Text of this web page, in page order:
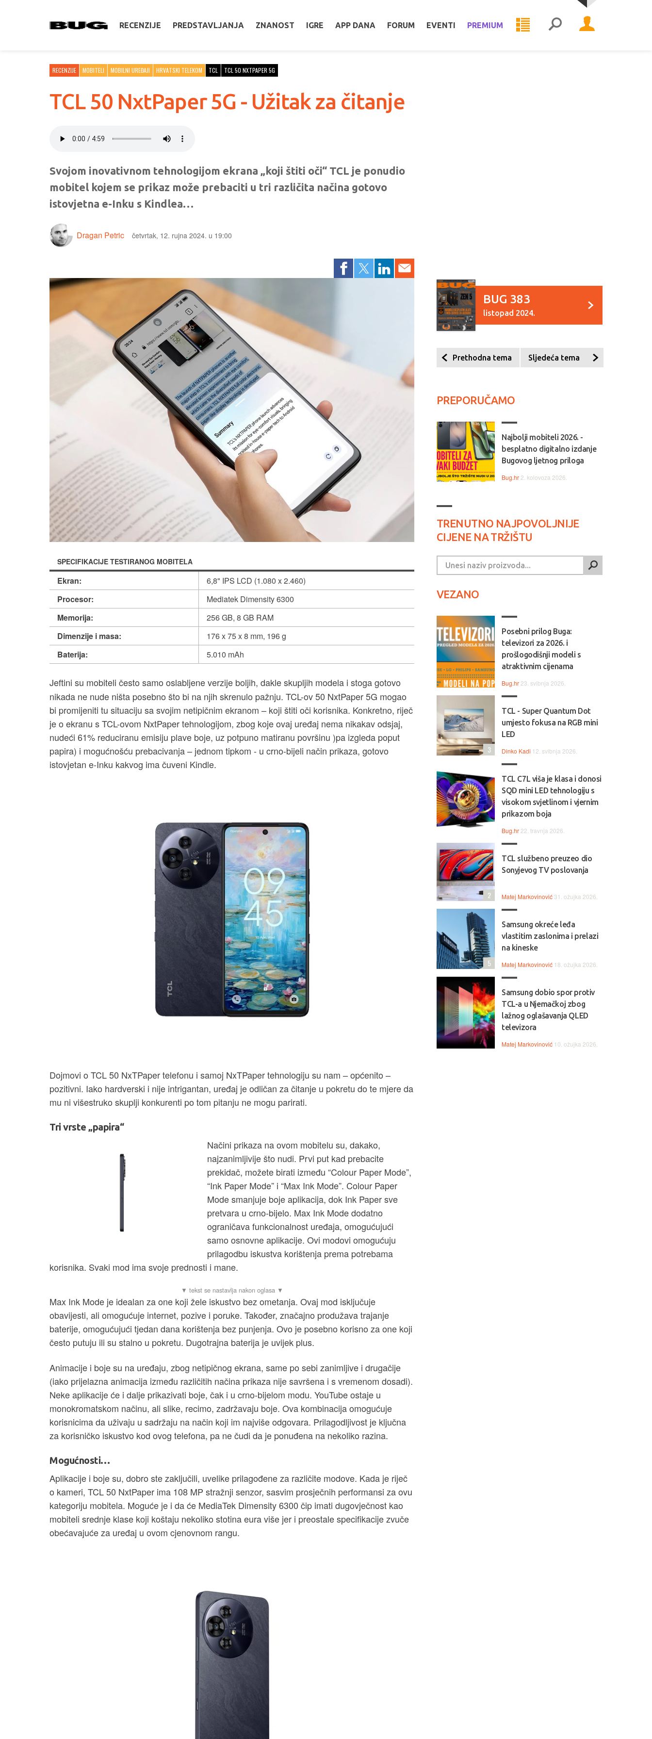
RECENZIJE PREDSTAVLJANJA ZNANOST IGRE APP DANA FORUM EVENTI PREMIUM
RECENZIJE MOBITELI MOBILNI UREĐAJI HRVATSKI TELEKOM TCL TCL 50 NXTPAPER 5G
TCL 50 NxtPaper 5G - Užitak za čitanje
Svojom inovativnom tehnologijom ekrana „koji štiti oči“ TCL je ponudio
mobitel kojem se prikaz može prebaciti u tri različita načina gotovo
istovjetna e-Inku s Kindlea…
Dragan Petric četvrtak, 12. rujna 2024. u 19:00
SPECIFIKACIJE TESTIRANOG MOBITELA
Ekran:
6,8" IPS LCD (1.080 x 2.460)
Procesor:
Mediatek Dimensity 6300
Memorija:
256 GB, 8 GB RAM
Dimenzije i masa:
176 x 75 x 8 mm, 196 g
Baterija:
5.010 mAh
Jeftini su mobiteli često samo oslabljene verzije boljih, dakle skupljih modela i stoga gotovo
nikada ne nude ništa posebno što bi na njih skrenulo pažnju. TCL-ov 50 NxtPaper 5G mogao
bi promijeniti tu situaciju sa svojim netipičnim ekranom – koji štiti oči korisnika. Konkretno, riječ
je o ekranu s TCL-ovom NxtPaper tehnologijom, zbog koje ovaj uređaj nema nikakav odsjaj,
nudeći 61% reduciranu emisiju plave boje, uz potpuno matiranu površinu )pa izgleda poput
papira) i mogućnošću prebacivanja – jednom tipkom - u crno-bijeli način prikaza, gotovo
istovjetan e-Inku kakvog ima čuveni Kindle.
Dojmovi o TCL 50 NxTPaper telefonu i samoj NxTPaper tehnologiju su nam – općenito –
pozitivni. Iako hardverski i nije intrigantan, uređaj je odličan za čitanje u pokretu do te mjere da
mu ni višestruko skuplji konkurenti po tom pitanju ne mogu parirati.
Tri vrste „papira“
Načini prikaza na ovom mobitelu su, dakako,
najzanimljivije što nudi. Prvi put kad prebacite
prekidač, možete birati između “Colour Paper Mode”,
“Ink Paper Mode” i “Max Ink Mode”. Colour Paper
Mode smanjuje boje aplikacija, dok Ink Paper sve
pretvara u crno-bijelo. Max Ink Mode dodatno
ograničava funkcionalnost uređaja, omogućujući
samo osnovne aplikacije. Ovi modovi omogućuju
prilagodbu iskustva korištenja prema potrebama
korisnika. Svaki mod ima svoje prednosti i mane.
Max Ink Mode je idealan za one koji žele iskustvo bez ometanja. Ovaj mod isključuje
obavijesti, ali omogućuje internet, pozive i poruke. Također, značajno produžava trajanje
baterije, omogućujući tjedan dana korištenja bez punjenja. Ovo je posebno korisno za one koji
često putuju ili su stalno u pokretu. Dugotrajna baterija je uvijek plus.
Animacije i boje su na uređaju, zbog netipičnog ekrana, same po sebi zanimljive i drugačije
(iako prijelazna animacija između različitih načina prikaza nije savršena i s vremenom dosadi).
Neke aplikacije će i dalje prikazivati boje, čak i u crno-bijelom modu. YouTube ostaje u
monokromatskom načinu, ali slike, recimo, zadržavaju boje. Ova kombinacija omogućuje
korisnicima da uživaju u sadržaju na način koji im najviše odgovara. Prilagodljivost je ključna
za korisničko iskustvo kod ovog telefona, pa ne čudi da je ponuđena na nekoliko razina.
Mogućnosti…
Aplikacije i boje su, dobro ste zaključili, uvelike prilagođene za različite modove. Kada je riječ
o kameri, TCL 50 NxtPaper ima 108 MP stražnji senzor, sasvim prosječnih performansi za ovu
kategoriju mobitela. Moguće je i da će MediaTek Dimensity 6300 čip imati dugovječnost kao
mobiteli srednje klase koji koštaju nekoliko stotina eura više jer i preostale specifikacije zvuče
obećavajuće za uređaj u ovom cjenovnom rangu.
BUG 383
listopad 2024.
Prethodna tema Sljedeća tema
PREPORUČAMO
Najbolji mobiteli 2026. -
besplatno digitalno izdanje
Bugovog ljetnog priloga
Bug.hr 2. kolovoza 2026.
TRENUTNO NAJPOVOLJNIJE
CIJENE NA TRŽIŠTU
VEZANO
Posebni prilog Buga:
televizori za 2026. i
prošlogodišnji modeli s
atraktivnim cijenama
Bug.hr 23. svibnja 2026.
TCL - Super Quantum Dot
umjesto fokusa na RGB mini
LED
Dinko Kadi 12. svibnja 2026.
3
TCL C7L viša je klasa i donosi
SQD mini LED tehnologiju s
visokom svjetlinom i vjernim
prikazom boja
Bug.hr 22. travnja 2026.
TCL službeno preuzeo dio
Sonyjevog TV poslovanja
Matej Markovinović 31. ožujka 2026.
2
Samsung okreće leđa
vlastitim zaslonima i prelazi
na kineske
Matej Markovinović 18. ožujka 2026.
5
Samsung dobio spor protiv
TCL-a u Njemačkoj zbog
lažnog oglašavanja QLED
televizora
Matej Markovinović 10. ožujka 2026.